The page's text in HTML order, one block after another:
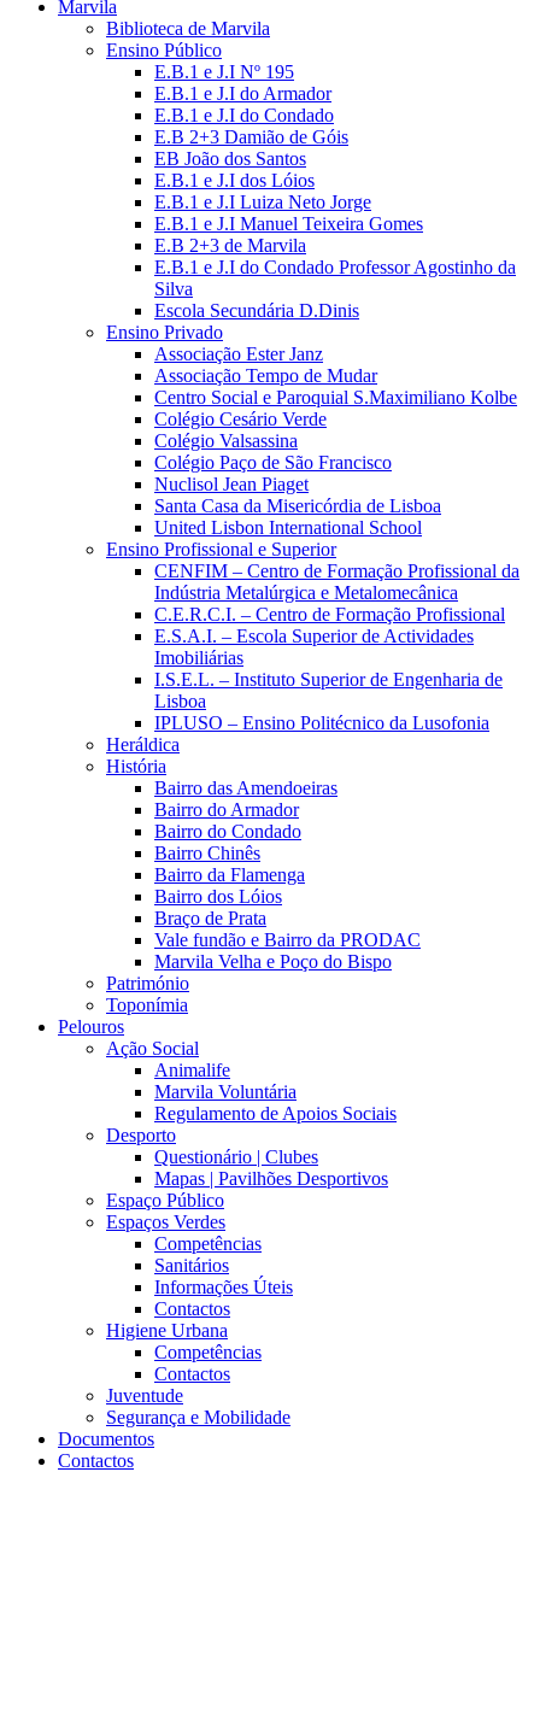
Marvila
Biblioteca de Marvila
Ensino Público
E.B.1 e J.I Nº 195
E.B.1 e J.I do Armador
E.B.1 e J.I do Condado
E.B 2+3 Damião de Góis
EB João dos Santos
E.B.1 e J.I dos Lóios
E.B.1 e J.I Luiza Neto Jorge
E.B.1 e J.I Manuel Teixeira Gomes
E.B 2+3 de Marvila
E.B.1 e J.I do Condado Professor Agostinho da
Silva
Escola Secundária D.Dinis
Ensino Privado
Associação Ester Janz
Associação Tempo de Mudar
Centro Social e Paroquial S.Maximiliano Kolbe
Colégio Cesário Verde
Colégio Valsassina
Colégio Paço de São Francisco
Nuclisol Jean Piaget
Santa Casa da Misericórdia de Lisboa
United Lisbon International School
Ensino Profissional e Superior
CENFIM – Centro de Formação Profissional da
Indústria Metalúrgica e Metalomecânica
C.E.R.C.I. – Centro de Formação Profissional
E.S.A.I. – Escola Superior de Actividades
Imobiliárias
I.S.E.L. – Instituto Superior de Engenharia de
Lisboa
IPLUSO – Ensino Politécnico da Lusofonia
Heráldica
História
Bairro das Amendoeiras
Bairro do Armador
Bairro do Condado
Bairro Chinês
Bairro da Flamenga
Bairro dos Lóios
Braço de Prata
Vale fundão e Bairro da PRODAC
Marvila Velha e Poço do Bispo
Património
Toponímia
Pelouros
Ação Social
Animalife
Marvila Voluntária
Regulamento de Apoios Sociais
Desporto
Questionário | Clubes
Mapas | Pavilhões Desportivos
Espaço Público
Espaços Verdes
Competências
Sanitários
Informações Úteis
Contactos
Higiene Urbana
Competências
Contactos
Juventude
Segurança e Mobilidade
Documentos
Contactos